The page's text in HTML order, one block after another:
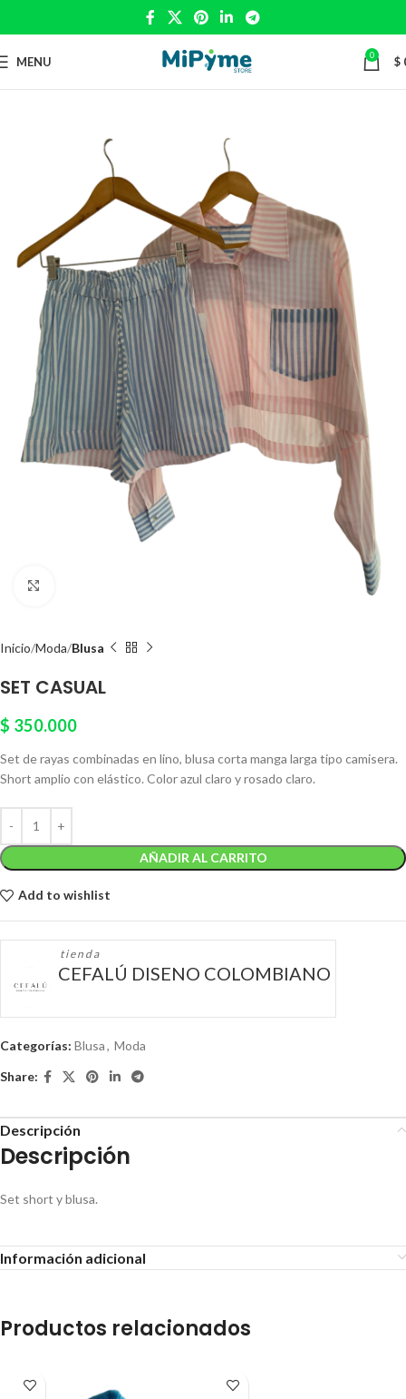
MENU 0 $
Inicio Moda Blusa
SET CASUAL
$ 350.000
Set de rayas combinadas en lino, blusa corta manga larga tipo camisera.
Short amplio con elástico. Color azul claro y rosado claro.
AÑADIR AL CARRITO
Add to wishlist
tienda
CEFALÚ DISENO COLOMBIANO
Categorías: Blusa, Moda
Share:
Descripción
Descripción
Set short y blusa.
Información adicional
Productos relacionados